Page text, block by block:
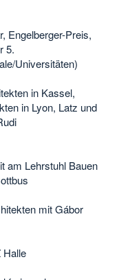
Engelberger-Preis,
5.
Universitäten)
in Kassel,
in Lyon, Latz und
am Lehrstuhl Bauen
mit Gábor
Halle